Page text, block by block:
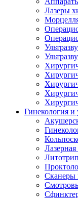
Лазеры
Гинекология и
Сканеры